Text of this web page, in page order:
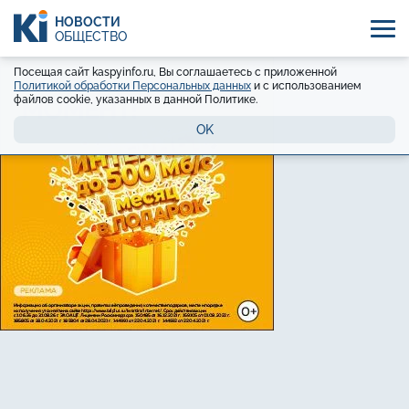
НОВОСТИ
ОБЩЕСТВО
Посещая сайт kaspyinfo.ru, Вы соглашаетесь с приложенной
Политикой обработки Персональных данных и с использованием
файлов cookie, указанных в данной Политике.
OK